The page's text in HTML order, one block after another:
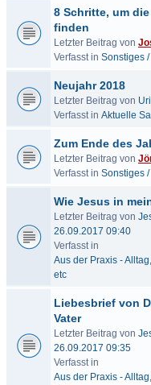
8 Schritte, um
finden
Letzter Beitrag von
Verfasst in Sonstiges
Neujahr 2018
Letzter Beitrag von
Verfasst in Aktuelle
Zum Ende des
Letzter Beitrag von
Verfasst in Sonstiges
Wie Jesus in
Letzter Beitrag von
26.09.2017 09:40
Verfasst in
Aus der Praxis -
etc
Liebesbrief von
Vater
Letzter Beitrag von
26.09.2017 09:35
Verfasst in
Aus der Praxis -